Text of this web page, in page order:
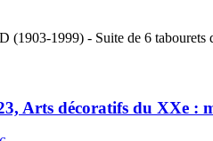
(1903-1999) - Suite de 6 tabourets
Arts décoratifs du XXe :